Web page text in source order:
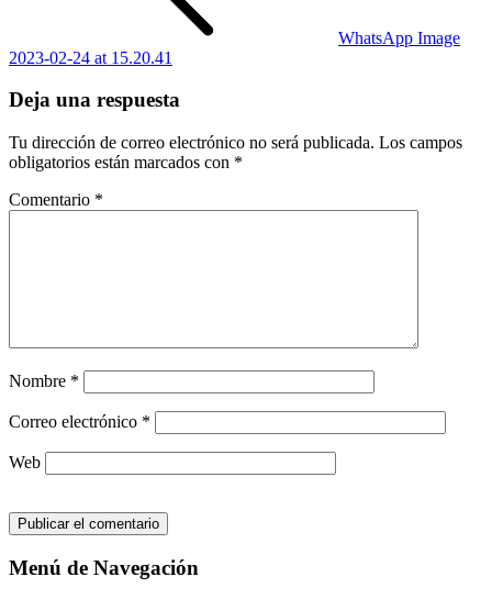
WhatsApp Image
2023-02-24 at 15.20.41
Deja una respuesta
Tu dirección de correo electrónico no será publicada. Los campos
obligatorios están marcados con *
Comentario *
Nombre *
Correo electrónico *
Web
Menú de Navegación